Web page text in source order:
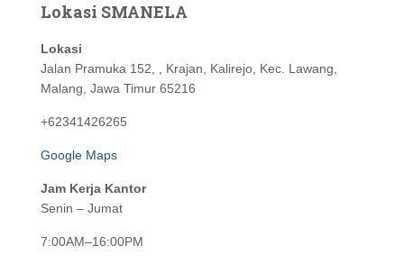
Lokasi SMANELA
Lokasi
Jalan Pramuka 152, , Krajan, Kalirejo, Kec. Lawang,
Malang, Jawa Timur 65216
+62341426265
Google Maps
Jam Kerja Kantor
Senin – Jumat
7:00AM–16:00PM